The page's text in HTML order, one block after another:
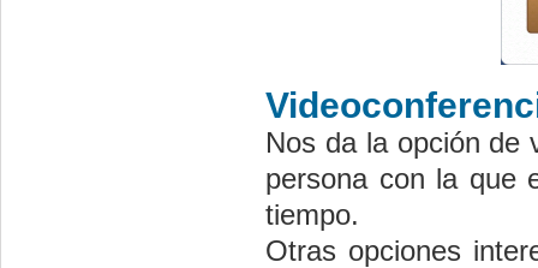
Nos da la opción de
persona con la que
tiempo.
Otras opciones